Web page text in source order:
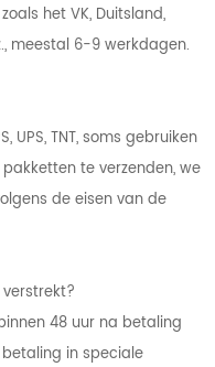
het VK, Duitsland,
meestal 6-9 werkdagen.
UPS, TNT, soms gebruiken
te verzenden, we
de eisen van de
48 uur na betaling
in speciale